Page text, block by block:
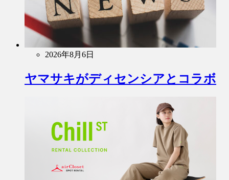
2026年8月6日
ヤマサキがディセンシアとコラボ